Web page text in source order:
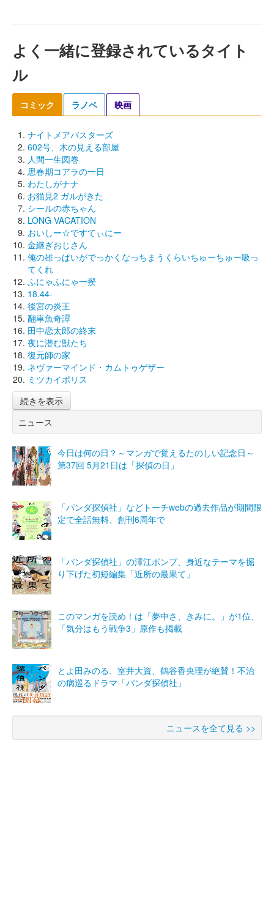
よく一緒に登録されているタイト
ル
コミック ラノベ 映画
ナイトメアバスターズ
602号、木の見える部屋
人間一生図巻
思春期コアラの一日
わたしがナナ
お猫見2 ガルがきた
シールの赤ちゃん
LONG VACATION
おいしー☆ですてぃにー
金継ぎおじさん
俺の雄っぱいがでっかくなっちまうくらいちゅーちゅー吸っ
てくれ
ふにゃふにゃ一揆
18.44-
後宮の炎王
翻車魚奇譚
田中恋太郎の終末
夜に潜む獣たち
復元師の家
ネヴァーマインド・カムトゥゲザー
ミツカイポリス
続きを表示
ニュース
今日は何の日？～マンガで覚えるたのしい記念日～
第37回 5月21日は「探偵の日」
「パンダ探偵社」などトーチwebの過去作品が期間限
定で全話無料、創刊6周年で
「パンダ探偵社」の澤江ポンプ、身近なテーマを掘
り下げた初短編集「近所の最果て」
このマンガを読め！は「夢中さ、きみに。」が1位、
「気分はもう戦争3」原作も掲載
とよ田みのる、室井大資、鶴谷香央理が絶賛！不治
の病巡るドラマ「パンダ探偵社」
ニュースを全て見る >>